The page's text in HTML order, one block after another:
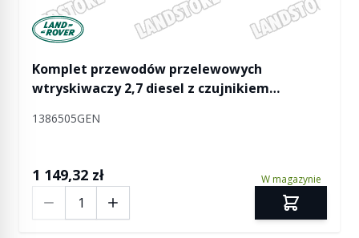
Manufactured by Land rover
Komplet przewodów przelewowych
wtryskiwaczy 2,7 diesel z czujnikiem
/ RR Sport
1386505GEN
1 149,32 zł W magazynie